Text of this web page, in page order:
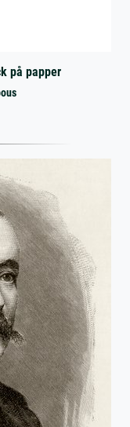
på papper